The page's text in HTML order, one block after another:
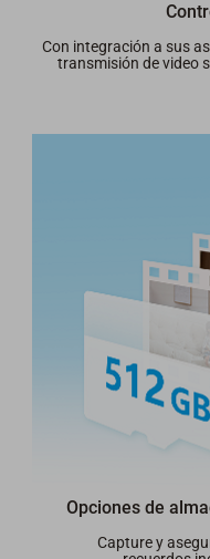
Con integración a sus
transmisión de video
Opciones de
Capture y